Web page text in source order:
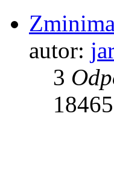
autor:
3
18465